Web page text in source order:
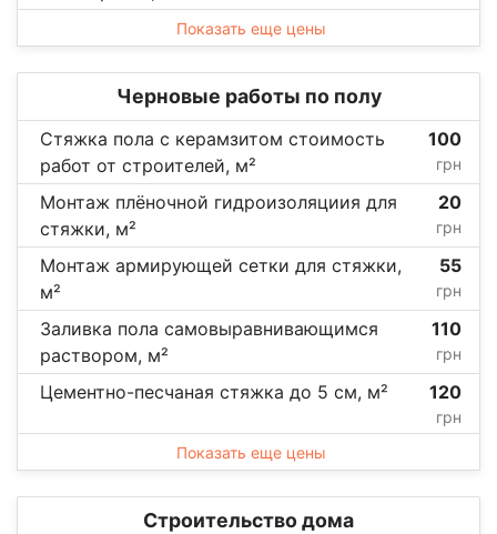
Показать еще цены
Черновые работы по полу
Стяжка пола с керамзитом стоимость
работ от строителей, м²
100
грн
Монтаж плёночной гидроизоляциия для
стяжки, м²
20
грн
Монтаж армирующей сетки для стяжки,
м²
55
грн
Заливка пола самовыравнивающимся
раствором, м²
110
грн
Цементно-песчаная стяжка до 5 см, м² 120
грн
Показать еще цены
Строительство дома